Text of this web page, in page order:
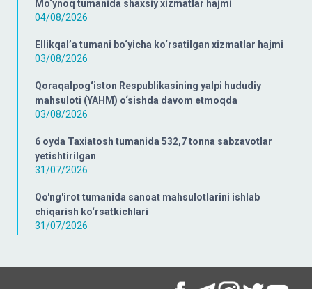
Mo‘ynoq tumanida shaxsiy xizmatlar hajmi
04/08/2026
Ellikqal’a tumani bo‘yicha ko‘rsatilgan xizmatlar hajmi
03/08/2026
Qoraqalpog‘iston Respublikasining yalpi hududiy
mahsuloti (YAHM) o‘sishda davom etmoqda
03/08/2026
6 oyda Taxiatosh tumanida 532,7 tonna sabzavotlar
yetishtirilgan
31/07/2026
Qo'ng'irot tumanida sanoat mahsulotlarini ishlab
chiqarish ko‘rsatkichlari
31/07/2026